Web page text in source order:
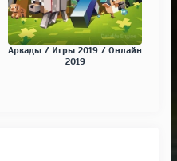
Аркады / Игры 2019 / Онлайн
2019